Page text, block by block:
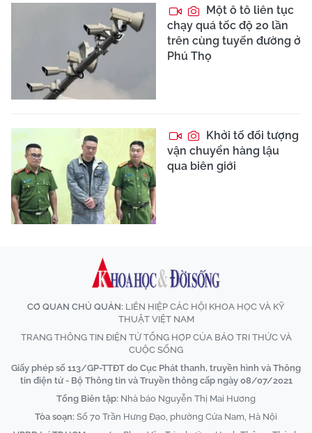
Một ô tô liên tục
chạy quá tốc độ 20 lần
trên cùng tuyến đường ở
Phú Thọ
Khởi tố đối tượng
vận chuyển hàng lậu
qua biên giới
CƠ QUAN CHỦ QUẢN: LIÊN HIỆP CÁC HỘI KHOA HỌC VÀ KỸ
THUẬT VIỆT NAM
TRANG THÔNG TIN ĐIỆN TỬ TỔNG HỢP CỦA BÁO TRI THỨC VÀ
CUỘC SỐNG
Giấy phép số 113/GP-TTĐT do Cục Phát thanh, truyền hình và Thông
tin điện tử - Bộ Thông tin và Truyền thông cấp ngày 08/07/2021
Tổng Biên tập: Nhà báo Nguyễn Thị Mai Hương
Tòa soạn: Số 70 Trần Hưng Đạo, phường Cửa Nam, Hà Nội